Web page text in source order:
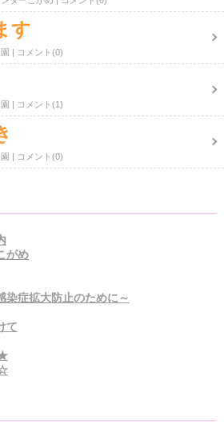
す
コメント(0)
コメント(1)
コメント(0)
がめ
染症拡大防止のために～
て